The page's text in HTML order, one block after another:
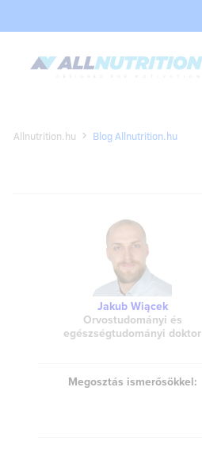
Allnutrition.hu Blog Allnutrition.hu
Jakub Wiącek
Orvostudományi és
egészségtudományi doktor
Megosztás ismerősökkel: